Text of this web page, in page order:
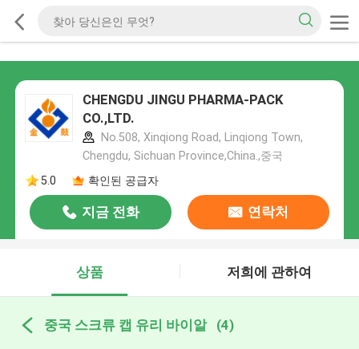
CHENGDU JINGU PHARMA-PACK
CO.,LTD.
No.508, Xinqiong Road, Linqiong Town,
Chengdu, Sichuan Province,China.,중국
5.0
확인된 공급자
지금 전화 연락처
상품 저희에 관하여
중국 스크류 캡 유리 바이알 (4)